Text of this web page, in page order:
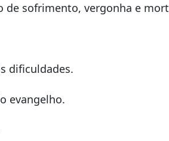
de sofrimento, vergonha e
dificuldades.
evangelho.